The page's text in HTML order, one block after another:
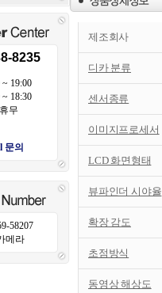
8235
19:00
18:30
무
문의
58207
메라
제조회사
디카 분류
센서종류
이미지프로세서
LCD 화면형태
뷰파인더 시야율
확장 감도
초점방식
동영상 해상도